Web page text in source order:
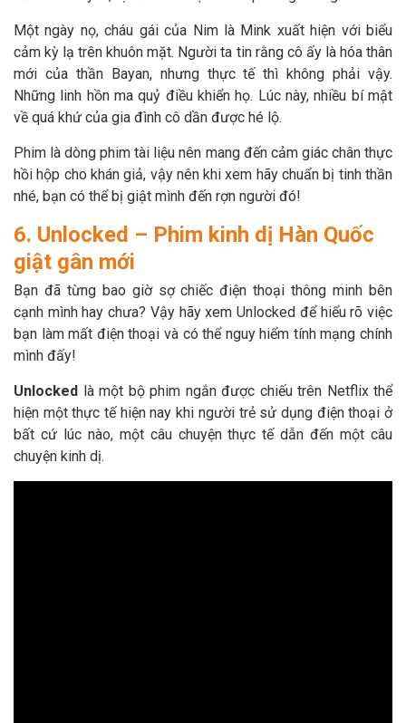
Một ngày nọ, cháu gái của Nim là Mink xuất hiện với biểu
cảm kỳ lạ trên khuôn mặt. Người ta tin rằng cô ấy là hóa thân
mới của thần Bayan, nhưng thực tế thì không phải vậy.
Những linh hồn ma quỷ điều khiển họ. Lúc này, nhiều bí mật
về quá khứ của gia đình cô dần được hé lộ.
Phim là dòng phim tài liệu nên mang đến cảm giác chân thực
hồi hộp cho khán giả, vậy nên khi xem hãy chuẩn bị tinh thần
nhé, bạn có thể bị giật mình đến rợn người đó!
6. Unlocked – Phim kinh dị Hàn Quốc
giật gân mới
Bạn đã từng bao giờ sợ chiếc điện thoại thông minh bên
cạnh mình hay chưa? Vậy hãy xem Unlocked để hiểu rõ việc
bạn làm mất điện thoại và có thể nguy hiểm tính mạng chính
mình đấy!
Unlocked là một bộ phim ngắn được chiếu trên Netflix thể
hiện một thực tế hiện nay khi người trẻ sử dụng điện thoại ở
bất cứ lúc nào, một câu chuyện thực tế dẫn đến một câu
chuyện kinh dị.